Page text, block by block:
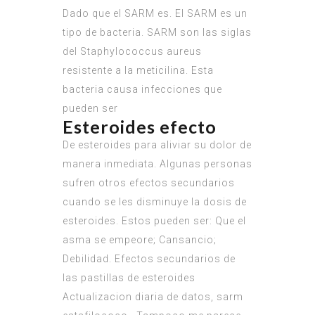
Dado que el SARM es. El SARM es un
tipo de bacteria. SARM son las siglas
del Staphylococcus aureus
resistente a la meticilina. Esta
bacteria causa infecciones que
pueden ser
Esteroides efecto
De esteroides para aliviar su dolor de
manera inmediata. Algunas personas
sufren otros efectos secundarios
cuando se les disminuye la dosis de
esteroides. Estos pueden ser: Que el
asma se empeore; Cansancio;
Debilidad. Efectos secundarios de
las pastillas de esteroides
Actualizacion diaria de datos, sarm